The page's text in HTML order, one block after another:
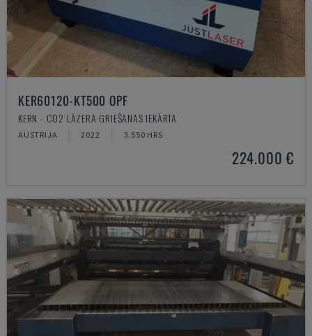
KER60120-KT500 OPF
KERN - CO2 LĀZERA GRIEŠANAS IEKĀRTA
AUSTRIJA 2022 3.550 HRS
224.000 €